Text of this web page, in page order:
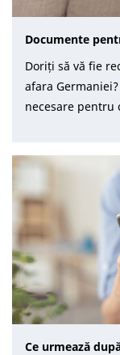
Documente
Doriți să vă fie
afara
necesare pentru
Ce urmează